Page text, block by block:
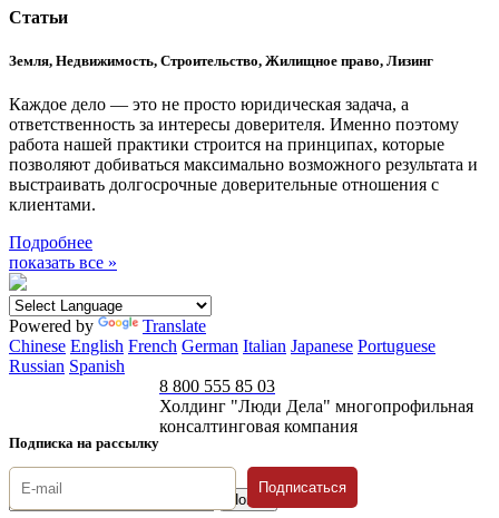
Статьи
Земля, Недвижимость, Строительство, Жилищное право, Лизинг
Каждое дело — это не просто юридическая задача, а
ответственность за интересы доверителя. Именно поэтому
работа нашей практики строится на принципах, которые
позволяют добиваться максимально возможного результата и
выстраивать долгосрочные доверительные отношения с
клиентами.
Подробнее
показать все »
Powered by
Translate
Chinese English French German Italian Japanese Portuguese
Russian Spanish
Подписка на рассылку
8 800 555 85 03
Холдинг "Люди Дела" многопрофильная
консалтинговая компания
Подписаться